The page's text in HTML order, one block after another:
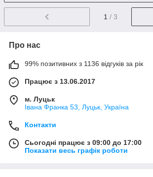
1 / 3
Про нас
99% позитивних з 1136 відгуків за рік
Працює з 13.06.2017
м. Луцьк
Івана Франка 53, Луцьк, Україна
Контакти
Сьогодні працює з 09:00 до 17:00
Показати весь графік роботи